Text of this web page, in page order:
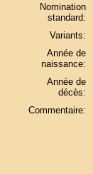
Nomination
standard:
Variants:
Année de
naissance:
Année de
décès:
Commentaire: